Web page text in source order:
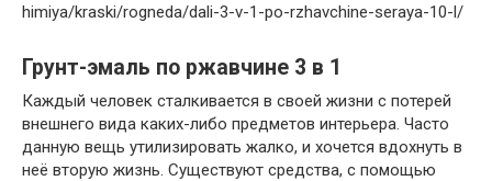
himiya/kraski/rogneda/dali-3-v-1-po-rzhavchine-seraya-10-l/
Грунт-эмаль по ржавчине 3 в 1
Каждый человек сталкивается в своей жизни с потерей
внешнего вида каких-либо предметов интерьера. Часто
данную вещь утилизировать жалко, и хочется вдохнуть в
неё вторую жизнь. Существуют средства, с помощью